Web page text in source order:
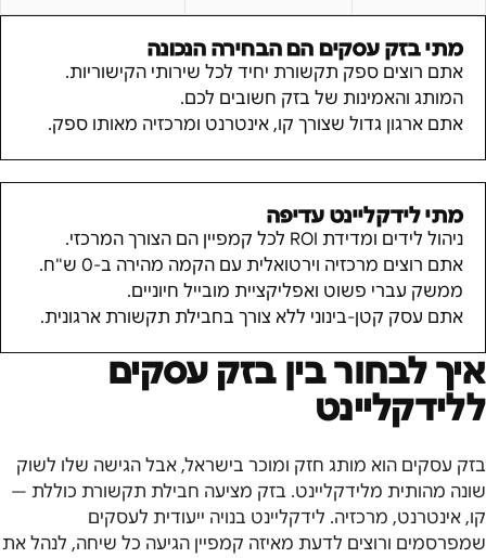
מתיבזק עסקים הם הבחירה הנכונה
אתם רוצים ספק תקשורת יחיד לכל שירותי הקישוריות.
המותג והאמינות של בזק חשובים לכם.
אתם ארגון גדול שצורך קו, אינטרנט ומרכזיה מאותו ספק.
מתי לידקליינט עדיפה
ניהול לידים ומדידת ROI לכל קמפיין הם הצורך המרכזי.
אתם רוצים מרכזיה וירטואלית עם הקמה מהירה ב-0 ש"ח.
ממשק עברי פשוט ואפליקציית מובייל חיוניים.
אתם עסק קטן-בינוני ללא צורך בחבילת תקשורת ארגונית.
איך לבחור בין בזק עסקים
ללידקליינט
בזק עסקים הוא מותג חזק ומוכר בישראל, אבל הגישה שלו לשוק
שונה מהותית מלידקליינט. בזק מציעה חבילת תקשורת כוללת —
קו, אינטרנט, מרכזיה. לידקליינט בנויה ייעודית לעסקים
שמפרסמים ורוצים לדעת מאיזה קמפיין הגיעה כל שיחה, לנהל את